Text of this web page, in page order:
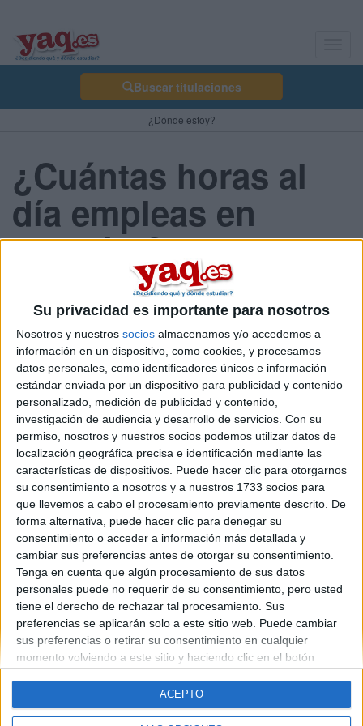
Su privacidad es importante para nosotros
Nosotros y nuestros socios almacenamos y/o accedemos a
información en un dispositivo, como cookies, y procesamos
datos personales, como identificadores únicos e información
estándar enviada por un dispositivo para publicidad y contenido
personalizado, medición de publicidad y contenido,
investigación de audiencia y desarrollo de servicios. Con su
permiso, nosotros y nuestros socios podemos utilizar datos de
localización geográfica precisa e identificación mediante las
características de dispositivos. Puede hacer clic para otorgarnos
su consentimiento a nosotros y a nuestros 1733 socios para
que llevemos a cabo el procesamiento previamente descrito. De
forma alternativa, puede hacer clic para denegar su
consentimiento o acceder a información más detallada y
cambiar sus preferencias antes de otorgar su consentimiento.
Tenga en cuenta que algún procesamiento de sus datos
personales puede no requerir de su consentimiento, pero usted
tiene el derecho de rechazar tal procesamiento. Sus
preferencias se aplicarán solo a este sitio web. Puede cambiar
sus preferencias o retirar su consentimiento en cualquier
momento volviendo a este sitio y haciendo clic en el botón
ACEPTO
Buscar titulaciones
¿Dónde estoy?
¿Cuántas horas al
día empleas en
estudiar?
Ver Resultados
Menos de una hora
Entre una y dos horas
Más de dos horas
No estudio a diario, me doy el atracón antes de los exámenes
(deja tu comentario)
Quiénes somos|Contactar|Anúnciate
Aviso legal|Politica de privacidad |Condiciones generales|Política
de cookies
© 2003-2026Compás Mediterráneo S.L.- Diego de León 47 - 28006
Madrid [ESPAÑA] - Tel. +34 91 593 2767